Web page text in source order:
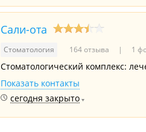
Сали-ота
Стоматология 164 отзыва 1
Стоматологический комплекс:
Показать контакты
сегодня закрыто